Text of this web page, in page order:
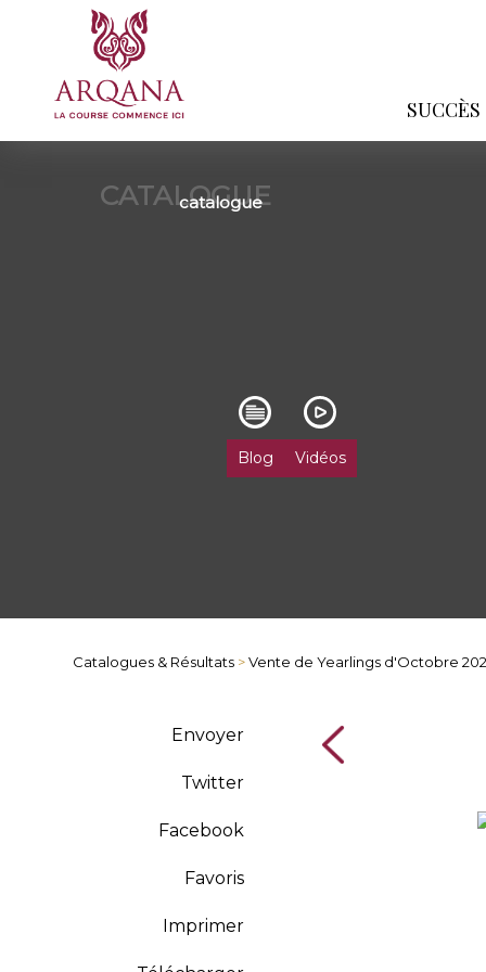
SUCCÈS
CATALOGUE
catalogue
Blog Vidéos
Catalogues & Résultats >Vente de Yearlings d'Octobre
Envoyer
Twitter
Facebook
Favoris
Imprimer